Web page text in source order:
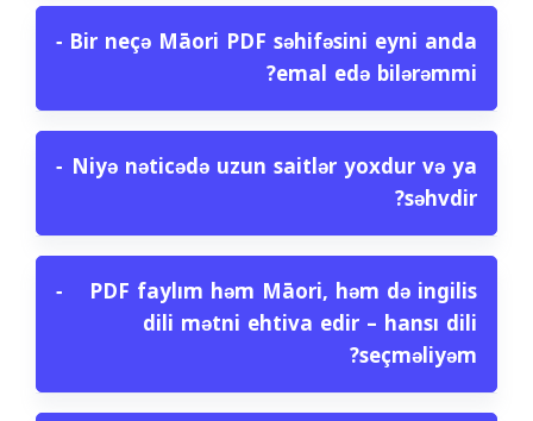
Bir neçə Māori PDF səhifəsini eyni anda
emal edə bilərəmmi?
−
Niyə nəticədə uzun saitlər yoxdur və ya
səhvdir?
−
PDF faylım həm Māori, həm də ingilis
dili mətni ehtiva edir – hansı dili
seçməliyəm?
−